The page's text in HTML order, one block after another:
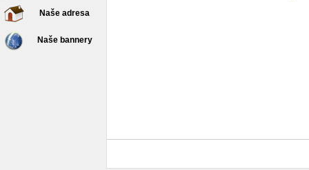
Naše adresa
Naše bannery